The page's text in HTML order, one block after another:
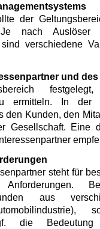
der
nach
sind verschiedene
und
zu ermitteln. In
den Kunden, den
Gesellschaft. Eine
steht für
Anforderungen.
aus
die Bedeutung